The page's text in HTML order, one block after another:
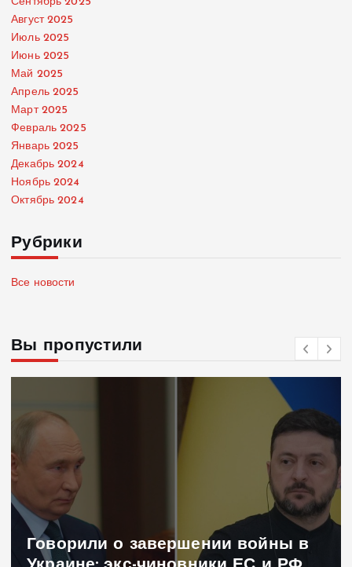
Август 2025
Июль 2025
Июнь 2025
Май 2025
Апрель 2025
Март 2025
Февраль 2025
Январь 2025
Декабрь 2024
Ноябрь 2024
Октябрь 2024
Рубрики
Все новости
Вы пропустили
Говорили о завершении войны в